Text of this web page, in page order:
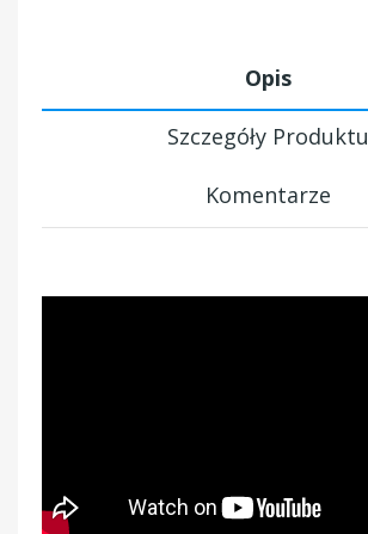
Opis
Szczegóły Produktu
Komentarze